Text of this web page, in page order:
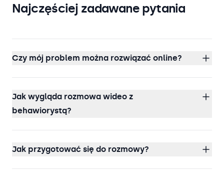
Najczęściej zadawane pytania
Czy mój problem można rozwiązać online?
Jak wygląda rozmowa wideo z
behawiorystą?
Jak przygotować się do rozmowy?